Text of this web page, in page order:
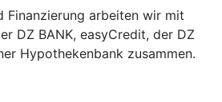
Finanzierung arbeiten wir mit
DZ BANK, easyCredit, der DZ
Hypothekenbank zusammen.